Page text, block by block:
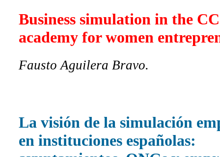
Business simulation in the
academy for women
Fausto Aguilera Bravo.
La visión de la simulación
en instituciones españolas: